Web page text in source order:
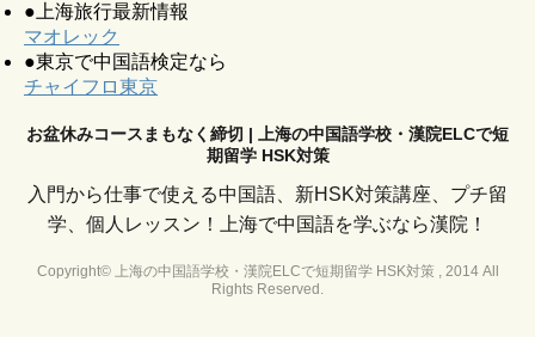
●上海旅行最新情報
マオレック
●東京で中国語検定なら
チャイフロ東京
お盆休みコースまもなく締切 | 上海の中国語学校・漢院ELCで短
期留学 HSK対策
入門から仕事で使える中国語、新HSK対策講座、プチ留
学、個人レッスン！上海で中国語を学ぶなら漢院！
Copyright© 上海の中国語学校・漢院ELCで短期留学 HSK対策 , 2014 All
Rights Reserved.